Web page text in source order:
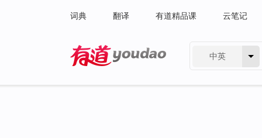
词典 翻译 有道精品课 云笔记
中英